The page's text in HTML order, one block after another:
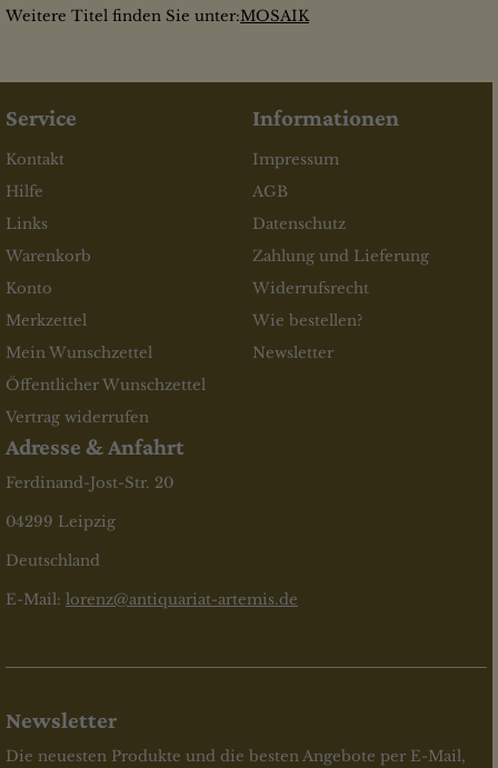
Weitere Titel finden Sie unter:MOSAIK
Service
Kontakt
Hilfe
Links
Warenkorb
Konto
Merkzettel
Mein Wunschzettel
Öffentlicher Wunschzettel
Vertrag widerrufen
Informationen
Impressum
AGB
Datenschutz
Zahlung und Lieferung
Widerrufsrecht
Wie bestellen?
Newsletter
Adresse & Anfahrt
Ferdinand-Jost-Str. 20
04299 Leipzig
Deutschland
E-Mail: lorenz@antiquariat-artemis.de
Newsletter
Die neuesten Produkte und die besten Angebote per E-Mail,